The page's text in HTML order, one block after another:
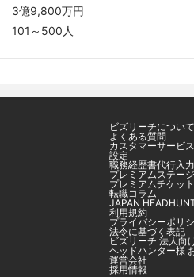
古屋放送センタービル10階
3億9,800万円
101～500人
ビズリーチについて
よくある質問
カスタマーサービ
設定
職務経歴書代行入力
プレミアムステー
プレミアムチケッ
転職コラム
JAPAN
利用規約
プライバシーポリ
法令に基づく表記
ビズリーチ 法人向
ヘッドハンター様
運営会社
採用情報